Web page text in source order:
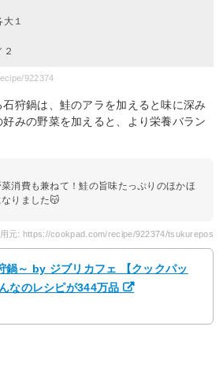
１
922374
狩鍋は、鮭のアラを加えると味に深み
みの野菜を加えると、より栄養バラン
消費も兼ねて！鮭の旨味たっぷりのほかほ
りました😽
元: https://cookpad.com/recipe/922374/tsukurepos
～ by ジブリカフェ 【クックパッ
なのレシピが344万品